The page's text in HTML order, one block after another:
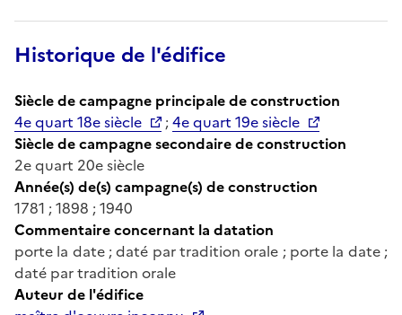
Historique de l'édifice
Siècle de campagne principale de construction
4e quart 18e siècle
;4e quart 19e siècle
Siècle de campagne secondaire de construction
2e quart 20e siècle
Année(s) de(s) campagne(s) de construction
1781 ; 1898 ; 1940
Commentaire concernant la datation
porte la date ; daté par tradition orale ; porte la date ;
daté par tradition orale
Auteur de l'édifice